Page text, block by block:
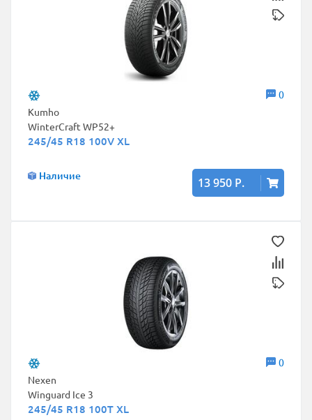
0
Kumho
WinterCraft WP52+
245/45 R18 100V XL
Наличие 13 950 Р.
0
Nexen
Winguard Ice 3
245/45 R18 100T XL